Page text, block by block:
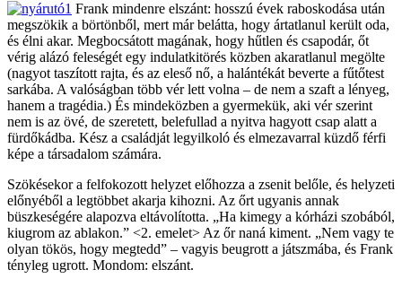
Frank mindenre elszánt: hosszú évek raboskodása után
megszökik a börtönből, mert már belátta, hogy ártatlanul került oda,
és élni akar. Megbocsátott magának, hogy hűtlen és csapodár, őt
vérig alázó feleségét egy indulatkitörés közben akaratlanul megölte
(nagyot taszított rajta, és az eleső nő, a halántékát beverte a fűtőtest
sarkába. A valóságban több vér lett volna – de nem a szaft a lényeg,
hanem a tragédia.) És mindeközben a gyermekük, aki vér szerint
nem is az övé, de szeretett, belefullad a nyitva hagyott csap alatt a
fürdőkádba. Kész a családját legyilkoló és elmezavarral küzdő férfi
képe a társadalom számára.
Szökésekor a felfokozott helyzet előhozza a zsenit belőle, és helyzeti
előnyéből a legtöbbet akarja kihozni. Az őrt ugyanis annak
büszkeségére alapozva eltávolította. „Ha kimegy a kórházi szobából,
kiugrom az ablakon.” <2. emelet> Az őr naná kiment. „Nem vagy te
olyan tökös, hogy megtedd” – vagyis beugrott a játszmába, és Frank
tényleg ugrott. Mondom: elszánt.